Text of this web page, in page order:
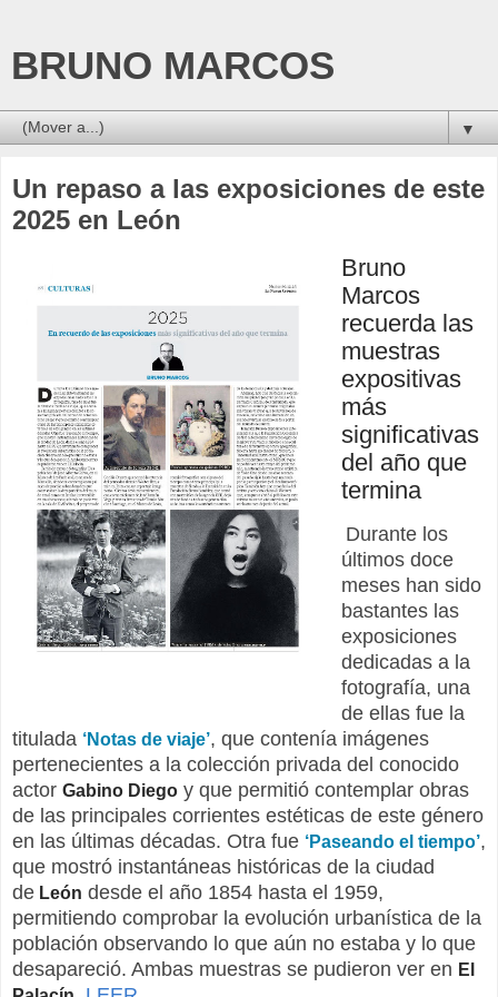
BRUNO MARCOS
▼
Un repaso a las exposiciones de este
2025 en León
Bruno
Marcos
recuerda las
muestras
expositivas
más
significativas
del año que
termina
Durante los
últimos doce
meses han sido
bastantes las
exposiciones
dedicadas a la
fotografía, una
de ellas fue la
titulada ‘Notas de viaje’, que contenía imágenes
pertenecientes a la colección privada del conocido
actor Gabino Diego y que permitió contemplar obras
de las principales corrientes estéticas de este género
en las últimas décadas. Otra fue ‘Paseando el tiempo’,
que mostró instantáneas históricas de la ciudad
de León desde el año 1854 hasta el 1959,
permitiendo comprobar la evolución urbanística de la
población observando lo que aún no estaba y lo que
desapareció. Ambas muestras se pudieron ver en El